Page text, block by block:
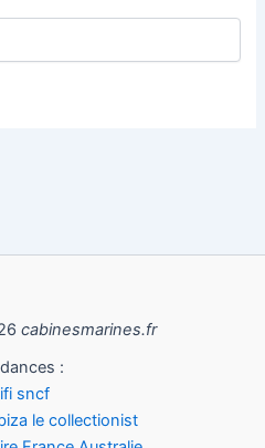
cabinesmarines.fr
:
sncf
le collectionist